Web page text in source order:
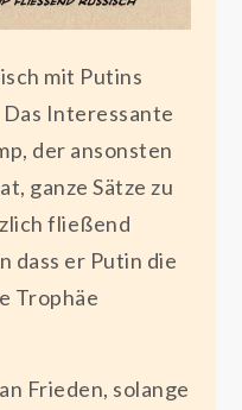
mit Putins
Interessante
der ansonsten
ganze Sätze zu
fließend
dass er Putin die
Trophäe
Frieden, solange